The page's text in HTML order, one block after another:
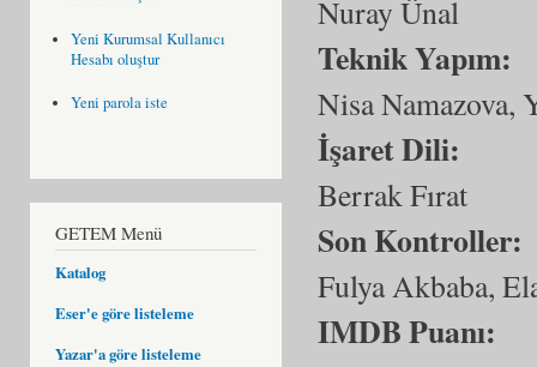
Yeni Kurumsal Kullanıcı
Hesabı oluştur
Yeni parola iste
GETEM Menü
Katalog
Eser'e göre listeleme
Yazar'a göre listeleme
Nuray Ünal
Teknik Yapım:
Nisa Namazova,
İşaret Dili:
Berrak Fırat
Son Kontroller:
Fulya Akbaba,
IMDB Puanı: